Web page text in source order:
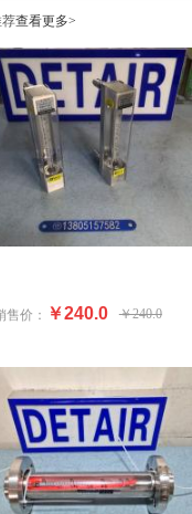
查看更多>
售价： ￥240.0 ￥240.0